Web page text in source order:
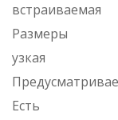
встраиваемая
Размеры
узкая
Есть